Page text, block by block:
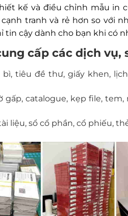
kế và điều chỉnh mẫu in
tranh và rẻ hơn so với
tin cậy dành cho bạn khi có
cấp các dịch vụ,
tiêu đề thư, giấy khen,
gấp, catalogue, kẹp file,
liệu, sổ cổ phần, cổ phiếu,